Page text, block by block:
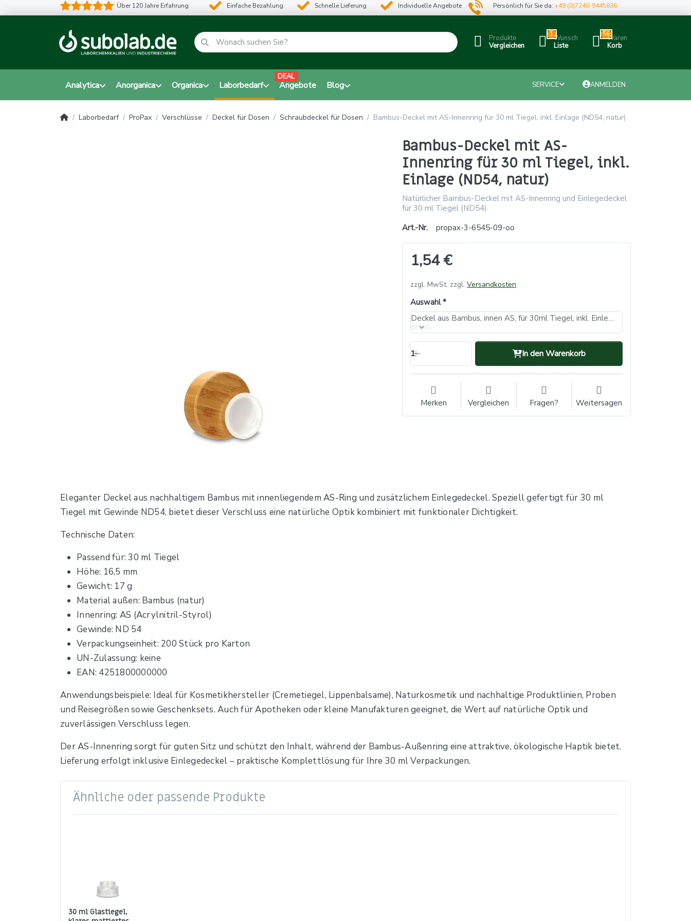
Über 120 Jahre Erfahrung Einfache Bezahlung Schnelle Lieferung Individuelle Angebote Persönlich für Sie da:+49 (0)7240-9445836
Produkte
Vergleichen
1Wunsch
Liste
56Waren
Korb
Analytica Anorganica Organica Laborbedarf Angebote
DEAL
Blog SERVICE ANMELDEN
Laborbedarf ProPax Verschlüsse Deckel für Dosen Schraubdeckel für Dosen Bambus-Deckel mit AS-Innenring für 30 ml Tiegel, inkl. Einlage (ND54, natur)
Bambus-Deckel mit AS-
Innenring für 30 ml Tiegel, inkl.
Einlage (ND54, natur)
Natürlicher Bambus-Deckel mit AS-Innenring und Einlegedeckel
für 30 ml Tiegel (ND54).
Art.-Nr.
propax-3-6545-09-oo
1,54 €
zzgl. MwSt. zzgl. Versandkosten
Auswahl
Deckel aus Bambus, innen AS, für 30ml Tiegel, inkl. Einlegedeckel
1 In den Warenkorb
Merken Vergleichen Fragen? Weitersagen
Eleganter Deckel aus nachhaltigem Bambus mit innenliegendem AS-Ring und zusätzlichem Einlegedeckel. Speziell gefertigt für 30 ml
Tiegel mit Gewinde ND54, bietet dieser Verschluss eine natürliche Optik kombiniert mit funktionaler Dichtigkeit.
Technische Daten:
Passend für: 30 ml Tiegel
Höhe: 16,5 mm
Gewicht: 17 g
Material außen: Bambus (natur)
Innenring: AS (Acrylnitril-Styrol)
Gewinde: ND 54
Verpackungseinheit: 200 Stück pro Karton
UN-Zulassung: keine
EAN: 4251800000000
Anwendungsbeispiele: Ideal für Kosmetikhersteller (Cremetiegel, Lippenbalsame), Naturkosmetik und nachhaltige Produktlinien, Proben
und Reisegrößen sowie Geschenksets. Auch für Apotheken oder kleine Manufakturen geeignet, die Wert auf natürliche Optik und
zuverlässigen Verschluss legen.
Der AS-Innenring sorgt für guten Sitz und schützt den Inhalt, während der Bambus-Außenring eine attraktive, ökologische Haptik bietet.
Lieferung erfolgt inklusive Einlegedeckel – praktische Komplettlösung für Ihre 30 ml Verpackungen.
Ähnliche oder passende Produkte
30 ml Glastiegel,